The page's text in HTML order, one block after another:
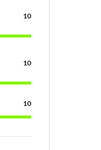
10
10
10